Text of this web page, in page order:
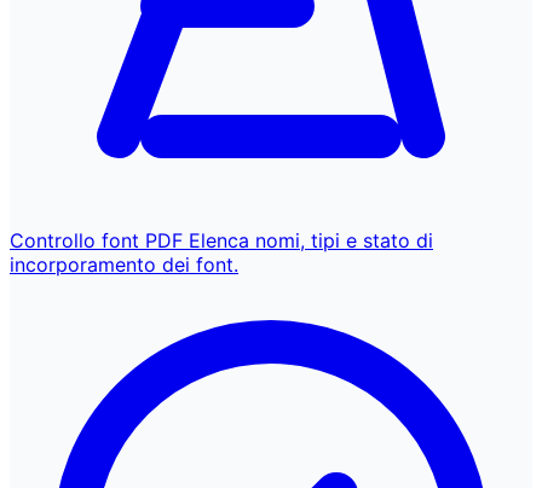
Controllo font PDF Elenca nomi, tipi e stato di
incorporamento dei font.